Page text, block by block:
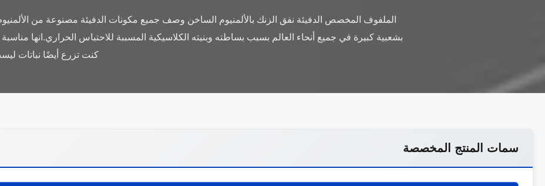
الملفوف المخصص الدفيئة نفق الزنك بالألمنيوم الساخن وصف جميع مكونات الدفيئة مصنوعة من
بشعبية كبيرة في جميع أنحاء العالم بسبب بساطته وبنيته الكلاسيكية المسببة للاحتباس الحراري.انها
كنت تزرع أيضًا نباتات
سمات المنتج المخصصة